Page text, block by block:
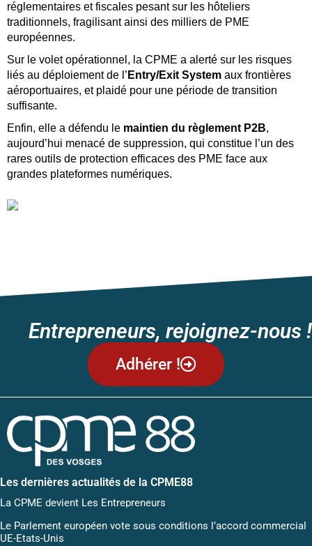
réglementaires et fiscales pesant sur les hôteliers
traditionnels, fragilisant ainsi des milliers de PME
européennes.
Sur le volet opérationnel, la CPME a alerté sur les risques
liés au déploiement de l’ Entry/Exit System aux frontières
aéroportuaires, et plaidé pour une période de transition
suffisante.
Enfin, elle a défendu le maintien du règlement P2B,
aujourd’hui menacé de suppression, qui constitue l’un des
rares outils de protection efficaces des PME face aux
grandes plateformes numériques.
Entrepreneurs, rejoignez-nous !
Adhérer !
Les dernières actualités de la CPME88
La CPME devient Les Entrepreneurs
Le Parlement européen vote sous conditions l’accord commercial
UE-Etats-Unis